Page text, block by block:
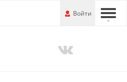
---
Войти